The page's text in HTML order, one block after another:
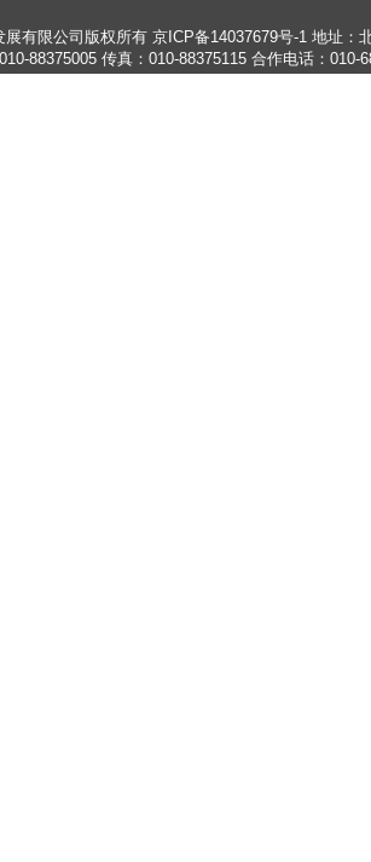
展有限公司版权所有 京ICP备14037679号-1 地址：
88375005 传真：010-88375115 合作电话：010-